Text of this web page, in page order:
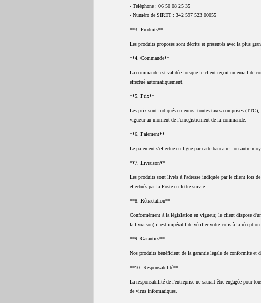
- Téléphone : 06 50 08 25 35
- Numéro de SIRET : 342 597 523 00055
**3. Produits**
Les produits proposés sont décrits et présentés avec la plus
**4. Commande**
La commande est validée lorsque le client reçoit un email de
effectué automatiquement.
**5. Prix**
Les prix sont indiqués en euros, toutes taxes comprises
vigueur au moment de l'enregistrement de la commande.
**6. Paiement**
Le paiement s'effectue en ligne par carte bancaire, ou autre
**7. Livraison**
Les produits sont livrés à l'adresse indiquée par le client lors
effectués par la Poste en lettre suivie.
**8. Rétractation**
Conformément à la législation en vigueur, le client dispose
la livraison) il est impératif de vérifier votre colis à la réception
**9. Garanties**
Nos produits bénéficient de la garantie légale de conformité et
**10. Responsabilité**
La responsabilité de l'entreprise ne saurait être engagée pour
de virus informatiques.